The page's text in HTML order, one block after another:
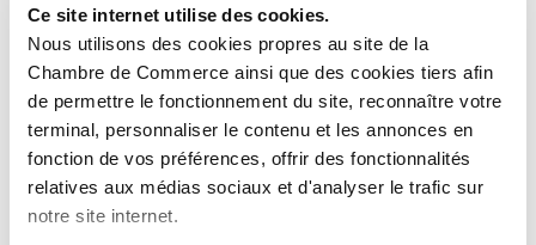
Ce site internet utilise des cookies.
Nous utilisons des cookies propres au site de la
Chambre de Commerce ainsi que des cookies tiers afin
de permettre le fonctionnement du site, reconnaître votre
terminal, personnaliser le contenu et les annonces en
fonction de vos préférences, offrir des fonctionnalités
relatives aux médias sociaux et d'analyser le trafic sur
notre site internet.
En tant que force de proposition, cette cellule s’appuie
sur une vision de terrain pour identifier les points de
friction rencontrés par les entreprises et faire remonter
les difficultés observées, contribuant ainsi à
l’amélioration continue des dispositifs
d’accompagnement.
Enfin, la House of Entrepreneurship, à travers